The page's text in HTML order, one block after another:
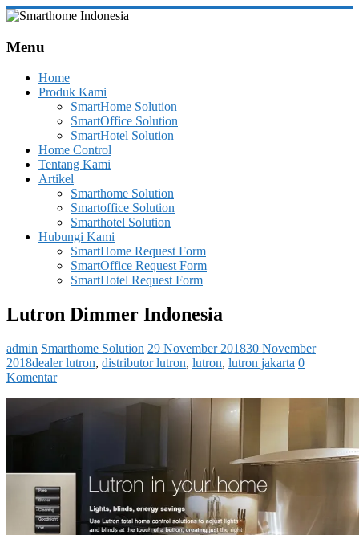
Skip
content
Indonesia
Leading
System
Consultant
Home,
Office
Automation
Menu
Home
Produk Kami
SmartHome Solution
SmartOffice Solution
SmartHotel Solution
Home Control
Tentang Kami
Artikel
Smarthome Solution
Smartoffice Solution
Smarthotel Solution
Hubungi Kami
SmartHome Request Form
SmartOffice Request Form
SmartHotel Request Form
Lutron Dimmer Indonesia
admin Smarthome Solution 29 November 201830 November
2018dealer lutron, distributor lutron, lutron, lutron jakarta 0
Komentar